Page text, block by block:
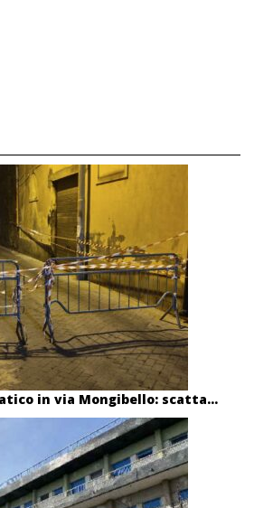
in via Mongibello: scatta...